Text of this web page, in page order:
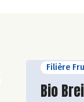
Filière
Bio